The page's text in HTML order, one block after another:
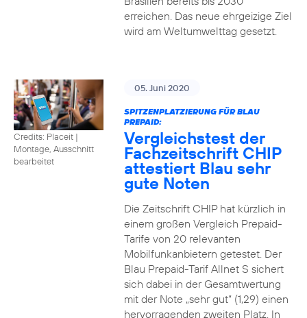
erreichen. Das neue ehrgeizige Ziel
wird am Weltumwelttag gesetzt.
Credits: Placeit |
Montage, Ausschnitt
bearbeitet
05. Juni 2020
SPITZENPLATZIERUNG FÜR BLAU
PREPAID:
Vergleichstest der
Fachzeitschrift CHIP
attestiert Blau sehr
gute Noten
Die Zeitschrift CHIP hat kürzlich in
einem großen Vergleich Prepaid-
Tarife von 20 relevanten
Mobilfunkanbietern getestet. Der
Blau Prepaid-Tarif Allnet S sichert
sich dabei in der Gesamtwertung
mit der Note „sehr gut“ (1,29) einen
hervorragenden zweiten Platz. In